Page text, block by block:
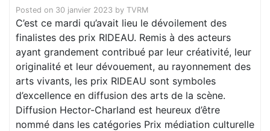
Posted on 30 janvier 2023 by TVRM
C’est ce mardi qu’avait lieu le dévoilement des
finalistes des prix RIDEAU. Remis à des acteurs
ayant grandement contribué par leur créativité, leur
originalité et leur dévouement, au rayonnement des
arts vivants, les prix RIDEAU sont symboles
d’excellence en diffusion des arts de la scène.
Diffusion Hector-Charland est heureux d’être
nommé dans les catégories Prix médiation culturelle